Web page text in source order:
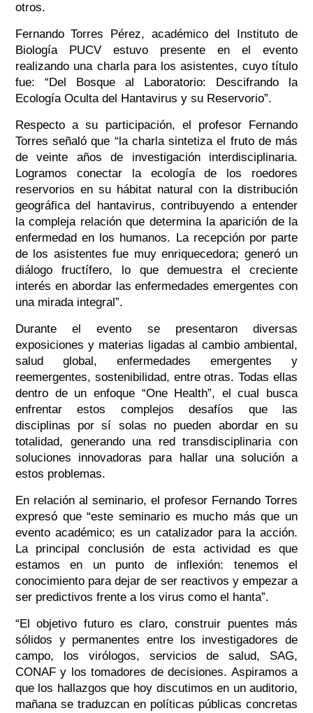
otros.
Fernando Torres Pérez, académico del Instituto de
Biología PUCV estuvo presente en el evento
realizando una charla para los asistentes, cuyo título
fue: “Del Bosque al Laboratorio: Descifrando la
Ecología Oculta del Hantavirus y su Reservorio”.
Respecto a su participación, el profesor Fernando
Torres señaló que “la charla sintetiza el fruto de más
de veinte años de investigación interdisciplinaria.
Logramos conectar la ecología de los roedores
reservorios en su hábitat natural con la distribución
geográfica del hantavirus, contribuyendo a entender
la compleja relación que determina la aparición de la
enfermedad en los humanos. La recepción por parte
de los asistentes fue muy enriquecedora; generó un
diálogo fructífero, lo que demuestra el creciente
interés en abordar las enfermedades emergentes con
una mirada integral”.
Durante el evento se presentaron diversas
exposiciones y materias ligadas al cambio ambiental,
salud global, enfermedades emergentes y
reemergentes, sostenibilidad, entre otras. Todas ellas
dentro de un enfoque “One Health”, el cual busca
enfrentar estos complejos desafíos que las
disciplinas por sí solas no pueden abordar en su
totalidad, generando una red transdisciplinaria con
soluciones innovadoras para hallar una solución a
estos problemas.
En relación al seminario, el profesor Fernando Torres
expresó que “este seminario es mucho más que un
evento académico; es un catalizador para la acción.
La principal conclusión de esta actividad es que
estamos en un punto de inflexión: tenemos el
conocimiento para dejar de ser reactivos y empezar a
ser predictivos frente a los virus como el hanta”.
“El objetivo futuro es claro, construir puentes más
sólidos y permanentes entre los investigadores de
campo, los virólogos, servicios de salud, SAG,
CONAF y los tomadores de decisiones. Aspiramos a
que los hallazgos que hoy discutimos en un auditorio,
mañana se traduzcan en políticas públicas concretas